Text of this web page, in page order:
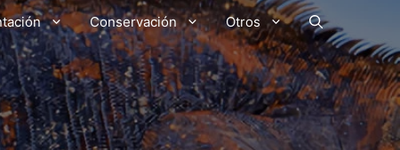
Conservación Otros